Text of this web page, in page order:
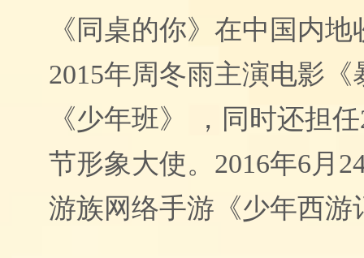
《同桌的你》在中国内
2015年周冬雨主演电影
《少年班》 ，同时还担
节形象大使。 2016年6月 2
游族网络手游《少年西游